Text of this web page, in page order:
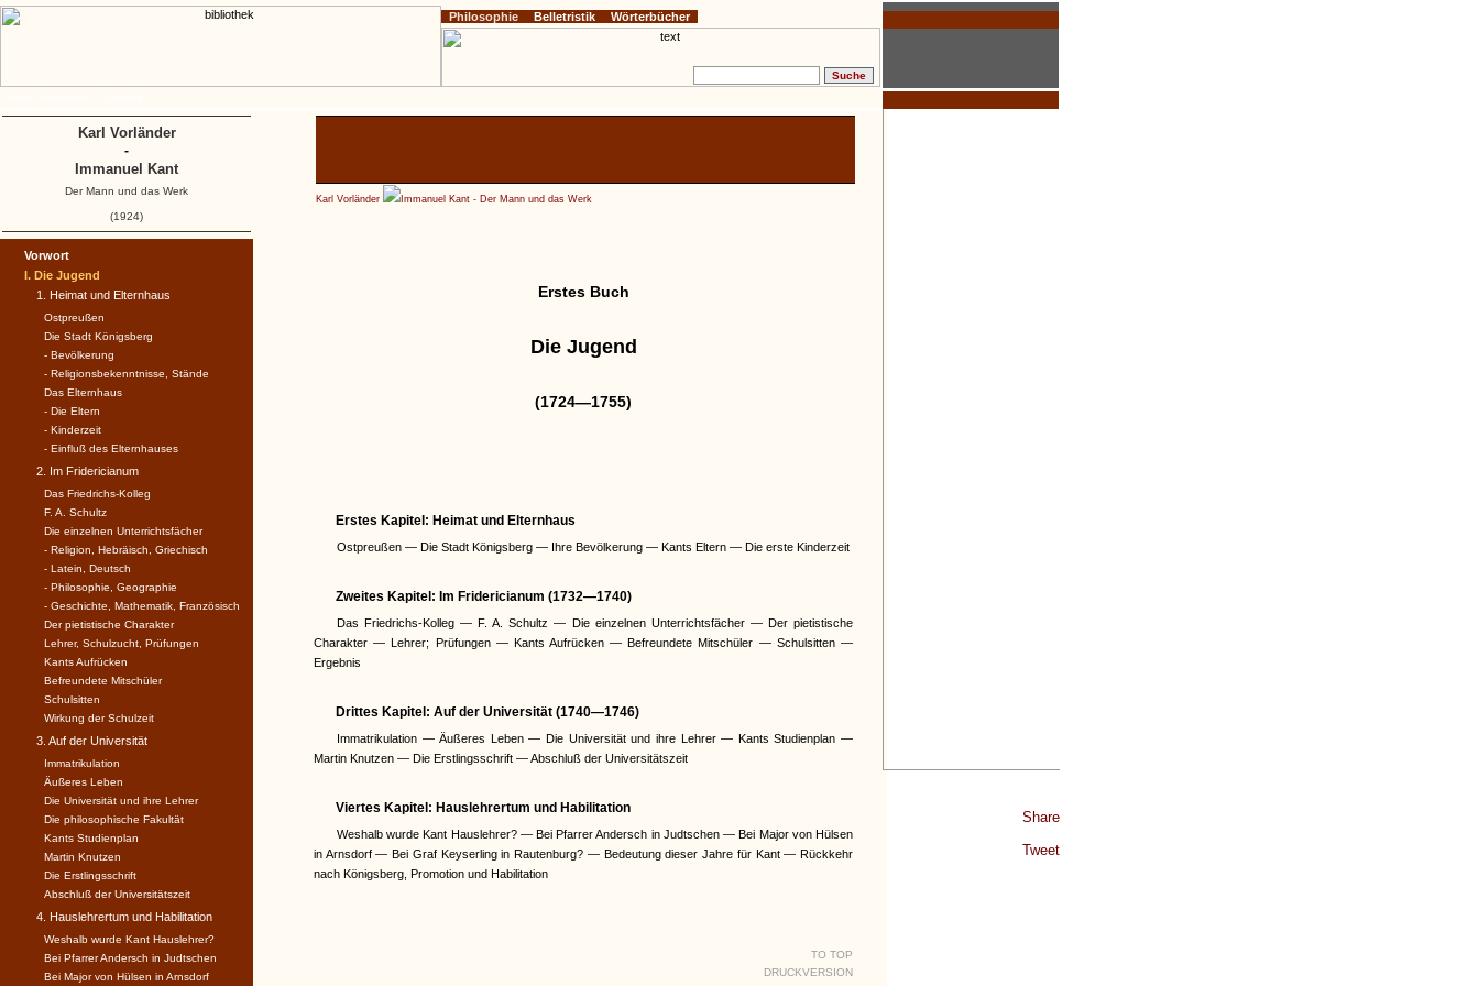
Share
Tweet
Karl Vorländer Immanuel Kant - Der Mann und das Werk
Erstes Buch
Die Jugend
(1724—1755)
Erstes Kapitel: Heimat und Elternhaus
Ostpreußen — Die Stadt Königsberg — Ihre Bevölkerung — Kants Eltern — Die erste Kinderzeit
Zweites Kapitel: Im Fridericianum (1732—1740)
Das Friedrichs-Kolleg — F. A. Schultz — Die einzelnen Unterrichtsfächer — Der pietistische
Charakter — Lehrer; Prüfungen — Kants Aufrücken — Befreundete Mitschüler — Schulsitten —
Ergebnis
Drittes Kapitel: Auf der Universität (1740—1746)
Immatrikulation — Äußeres Leben — Die Universität und ihre Lehrer — Kants Studienplan —
Martin Knutzen — Die Erstlingsschrift — Abschluß der Universitätszeit
Viertes Kapitel: Hauslehrertum und Habilitation
Weshalb wurde Kant Hauslehrer? — Bei Pfarrer Andersch in Judtschen — Bei Major von Hülsen
in Arnsdorf — Bei Graf Keyserling in Rautenburg? — Bedeutung dieser Jahre für Kant — Rückkehr
nach Königsberg, Promotion und Habilitation
TO TOP
DRUCKVERSION
Vorwort
I. Die Jugend
1. Heimat und Elternhaus
Ostpreußen
Die Stadt Königsberg
- Bevölkerung
- Religionsbekenntnisse, Stände
Das Elternhaus
- Die Eltern
- Kinderzeit
- Einfluß des Elternhauses
2. Im Fridericianum
Das Friedrichs-Kolleg
F. A. Schultz
Die einzelnen Unterrichtsfächer
- Religion, Hebräisch, Griechisch
- Latein, Deutsch
- Philosophie, Geographie
- Geschichte, Mathematik, Französisch
Der pietistische Charakter
Lehrer, Schulzucht, Prüfungen
Kants Aufrücken
Befreundete Mitschüler
Schulsitten
Wirkung der Schulzeit
3. Auf der Universität
Immatrikulation
Äußeres Leben
Die Universität und ihre Lehrer
Die philosophische Fakultät
Kants Studienplan
Martin Knutzen
Die Erstlingsschrift
Abschluß der Universitätszeit
4. Hauslehrertum und Habilitation
Weshalb wurde Kant Hauslehrer?
Bei Pfarrer Andersch in Judtschen
Bei Major von Hülsen in Arnsdorf
Philosophie Belletristik Wörterbücher
Karl Vorländer
-
Immanuel Kant
Der Mann und das Werk
(1924)